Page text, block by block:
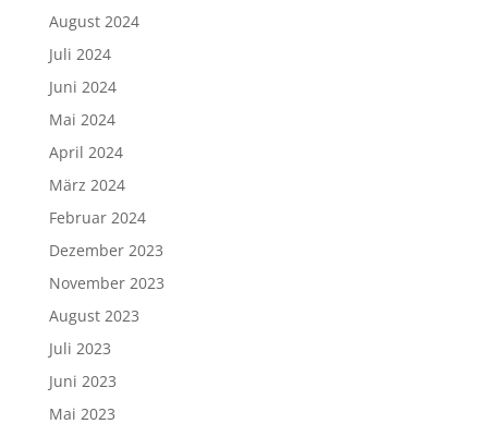
August 2024
Juli 2024
Juni 2024
Mai 2024
April 2024
März 2024
Februar 2024
Dezember 2023
November 2023
August 2023
Juli 2023
Juni 2023
Mai 2023